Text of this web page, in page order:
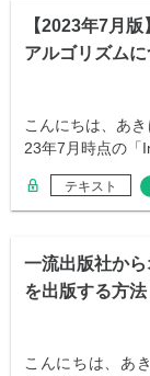
【2023年7月
アルゴリズム
こんにちは、あ
23年7月時点の「
テキスト
一流出版社か
を出版する方法
こんにちは、あ